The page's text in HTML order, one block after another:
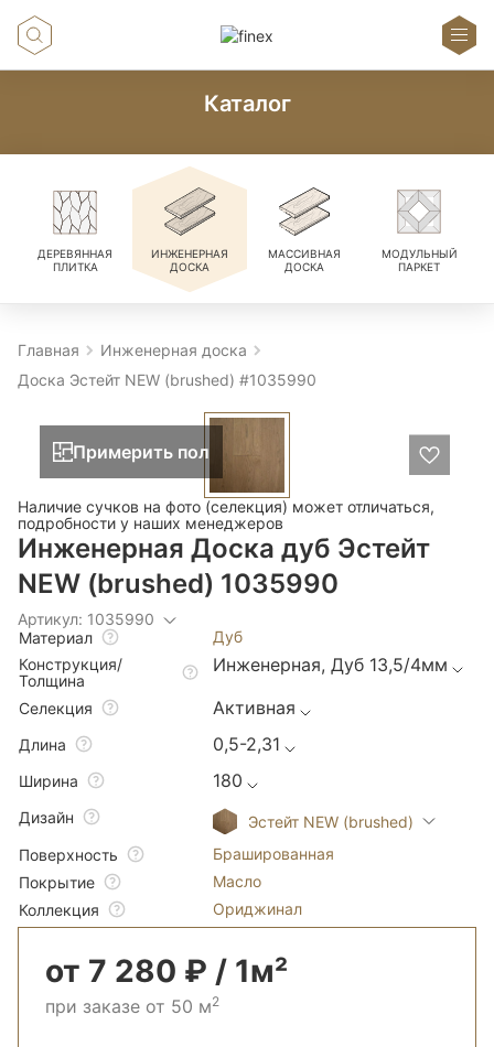
Каталог
ДЕРЕВЯННАЯ
ПЛИТКА
ИНЖЕНЕРНАЯ
ДОСКА
МАССИВНАЯ
ДОСКА
МОДУЛЬНЫЙ
ПАРКЕТ
Главная
Инженерная доска
Доска Эстейт NEW (brushed) #1035990
Примерить пол
Наличие сучков на фото (селекция) может отличаться,
подробности у наших менеджеров
Инженерная Доска дуб Эстейт
NEW (brushed) 1035990
Артикул: 1035990
Материал
Дуб
Конструкция/
Толщина
Инженерная, Дуб 13,5/4мм
Селекция Активная
Длина 0,5-2,31
Ширина 180
Дизайн
Эстейт NEW (brushed)
Поверхность
Брашированная
Покрытие
Масло
Коллекция
Ориджинал
от 7 280 ₽ / 1м²
при заказе от 50 м2